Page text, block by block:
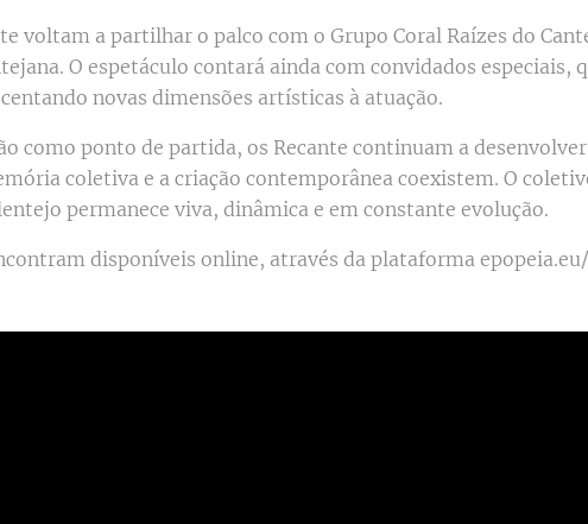
voltam a partilhar o palco com o Grupo Coral Raízes do
O espetáculo contará ainda com convidados especiais,
novas dimensões artísticas à atuação.
como ponto de partida, os Recante continuam a
coletiva e a criação contemporânea coexistem. O
permanece viva, dinâmica e em constante evolução.
disponíveis online, através da plataforma